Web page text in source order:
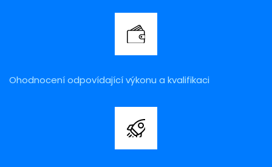
Ohodnocení odpovídající výkonu a kvalifikaci